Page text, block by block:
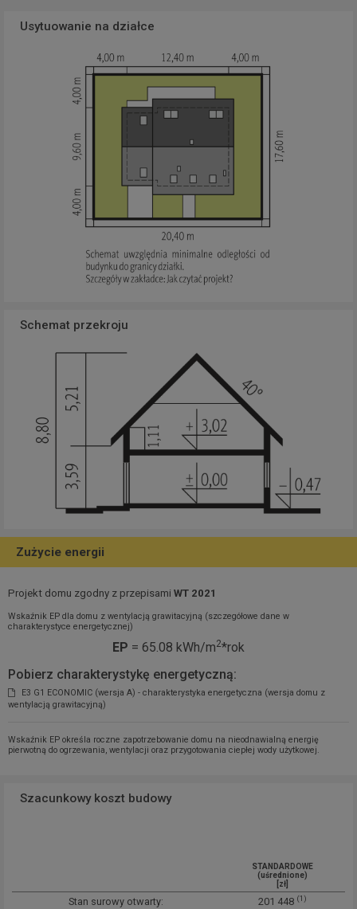
Usytuowanie na działce
Schemat przekroju
Zużycie energii
Projekt domu zgodny z przepisami WT 2021
Wskaźnik EP dla domu z wentylacją grawitacyjną (szczegółowe dane w
charakterystyce energetycznej)
EP = 65.08 kWh/m2*rok
Pobierz charakterystykę energetyczną:
E3 G1 ECONOMIC (wersja A) - charakterystyka energetyczna (wersja domu z
wentylacją grawitacyjną)
Wskaźnik EP określa roczne zapotrzebowanie domu na nieodnawialną energię
pierwotną do ogrzewania, wentylacji oraz przygotowania ciepłej wody użytkowej.
Szacunkowy koszt budowy
STANDARDOWE
(uśrednione)
[zł]
Stan surowy otwarty: 201 448 (1)